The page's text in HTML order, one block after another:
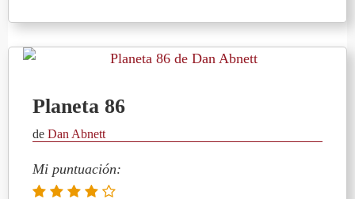
Planeta 86
de Dan Abnett
Mi puntuación: